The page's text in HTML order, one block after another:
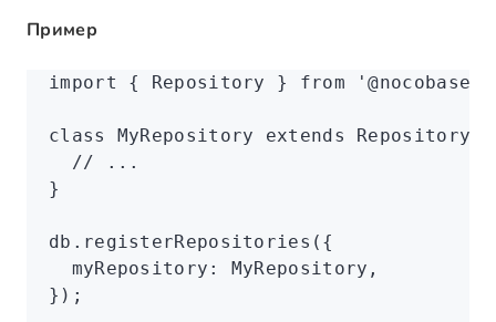
Пример
import { Repository } from '@nocobase/
class MyRepository extends Repository
  // ...
}
db .registerRepositories ({
  myRepository
: MyRepository ,
});